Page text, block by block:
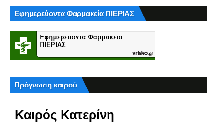
Εφημερεύοντα Φαρμακεία ΠΙΕΡΙΑΣ
Πρόγνωση καιρού
Καιρός Κατερίνη